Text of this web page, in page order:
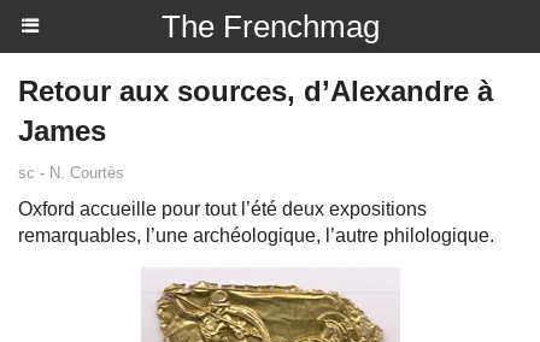
The Frenchmag
Retour aux sources, d’Alexandre à
James
sc - N. Courtès
Oxford accueille pour tout l’été deux expositions
remarquables, l’une archéologique, l’autre philologique.